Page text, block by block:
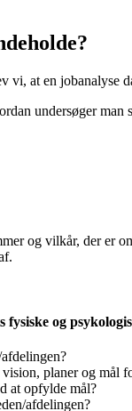
vi, at en jobanalyse
undersøger man
og vilkår, der er
og
planer og mål
at opfylde mål?
afdelingen?